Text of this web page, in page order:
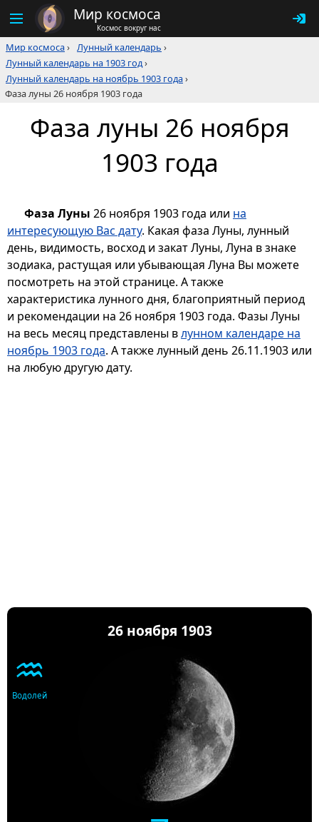
Мир космоса
Космос вокруг нас
Мир космоса› Лунный календарь ›
Лунный календарь на 1903 год›
Лунный календарь на ноябрь 1903 года›
Фаза луны 26 ноября 1903 года
Фаза луны 26 ноября
1903 года
Фаза Луны 26 ноября 1903 года или на
интересующую Вас дату. Какая фаза Луны, лунный
день, видимость, восход и закат Луны, Луна в знаке
зодиака, растущая или убывающая Луна Вы можете
посмотреть на этой странице. А также
характеристика лунного дня, благоприятный период
и рекомендации на 26 ноября 1903 года. Фазы Луны
на весь месяц представлены влунном календаре на
ноябрь 1903 года. А также лунный день 26.11.1903 или
на любую другую дату.
26 ноября 1903
♒
Водолей